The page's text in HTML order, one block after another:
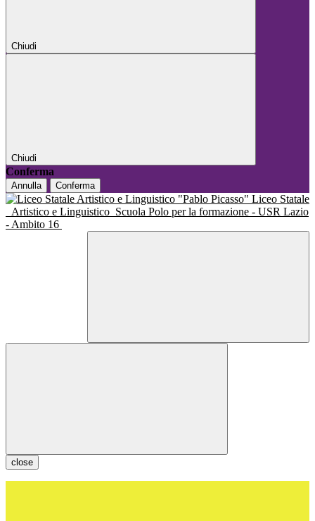
Chiudi
Chiudi
Conferma
Annulla Conferma
Liceo Statale
Artistico e Linguistico Scuola Polo per la formazione - USR Lazio
- Ambito 16
close